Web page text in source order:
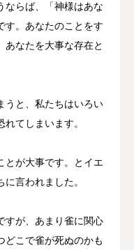
らば、「神様はあな
す。あなたのことをす
あなたを大事な存在と
と、私たちはいろい
てしまいます。
とが大事です。とイエ
言われました。
が、あまり雀に関心
どこで雀が死ぬのかも